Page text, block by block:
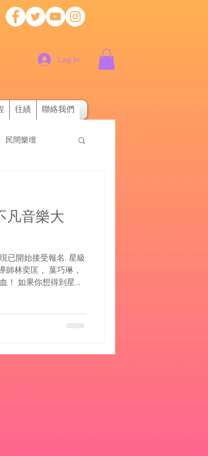
Log In
往績 聯絡我們
民間樂壇
凡音樂大
已開始接受報名. 星級
師林奕匡， 葉巧琳，
！ 如果你想得到星級